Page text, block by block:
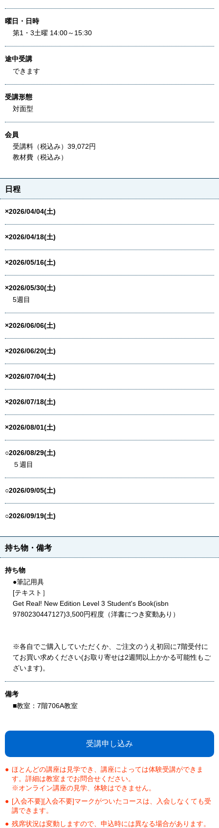
曜日・日時
第1・3土曜 14:00～15:30
途中受講
できます
受講形態
対面型
会員
受講料（税込み）39,072円
教材費（税込み）
日程
×2026/04/04(土)
×2026/04/18(土)
×2026/05/16(土)
×2026/05/30(土)
5週目
×2026/06/06(土)
×2026/06/20(土)
×2026/07/04(土)
×2026/07/18(土)
×2026/08/01(土)
○2026/08/29(土)
５週目
○2026/09/05(土)
○2026/09/19(土)
持ち物・備考
持ち物
●筆記用具
[テキスト］
Get Real! New Edition Level 3 Student's Book(isbn
9780230447127)3,500円程度（洋書につき変動あり）
※各自でご購入していただくか、ご注文のうえ初回に7階受付に
てお買い求めください(お取り寄せは2週間以上かかる可能性もご
ざいます)。
備考
■教室：7階706A教室
受講申し込み
ほとんどの講座は見学でき、講座によっては体験受講ができま
す。詳細は教室までお問合せください。
※オンライン講座の見学、体験はできません。
[入会不要][入会不要]マークがついたコースは、入会しなくても受
講できます。
残席状況は変動しますので、申込時には異なる場合があります。